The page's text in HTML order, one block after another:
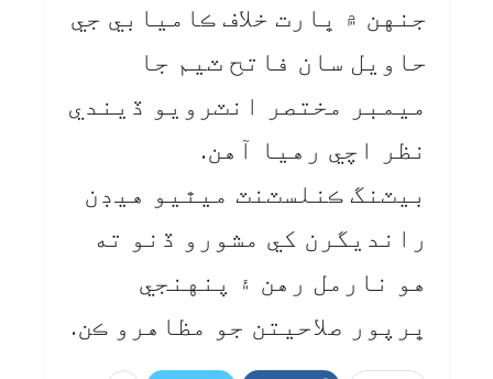
جنهن ۾ ڀارت خلاف ڪاميابي جي
حاويل سان فاتح ٽيم جا
ميمبر مختصر انٽرويو ڏيندي
نظر اچي رهيا آهن.
بيٽنگ ڪنلسٽنٽ ميٿيو هيڊن
رانديگرن کي مشورو ڏنو ته
هو نارمل رهن ۽ پنهنجي
ڀرپور صلاحيتن جو مظاهرو ڪن.